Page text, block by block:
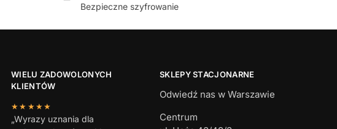
Bezpieczne szyfrowanie
WIELU ZADOWOLONYCH
KLIENTÓW
★★★★★
„Wyrazy uznania dla
SKLEPY STACJONARNE
Odwiedź nas w Warszawie
Centrum